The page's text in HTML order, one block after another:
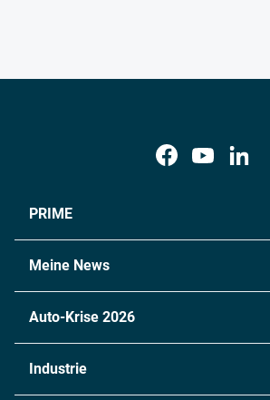
PRIME
Meine News
Auto-Krise 2026
Industrie